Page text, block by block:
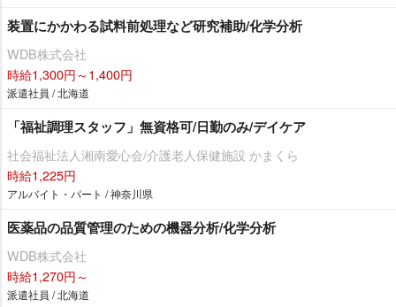
装置にかかわる試料前処理など研究補助/化学分析
WDB株式会社
時給1,300円～1,400円
派遣社員 / 北海道
「福祉調理スタッフ」無資格可/日勤のみ/デイケア
社会福祉法人湘南愛心会/介護老人保健施設 かまくら
時給1,225円
アルバイト・パート / 神奈川県
医薬品の品質管理のための機器分析/化学分析
WDB株式会社
時給1,270円～
派遣社員 / 北海道